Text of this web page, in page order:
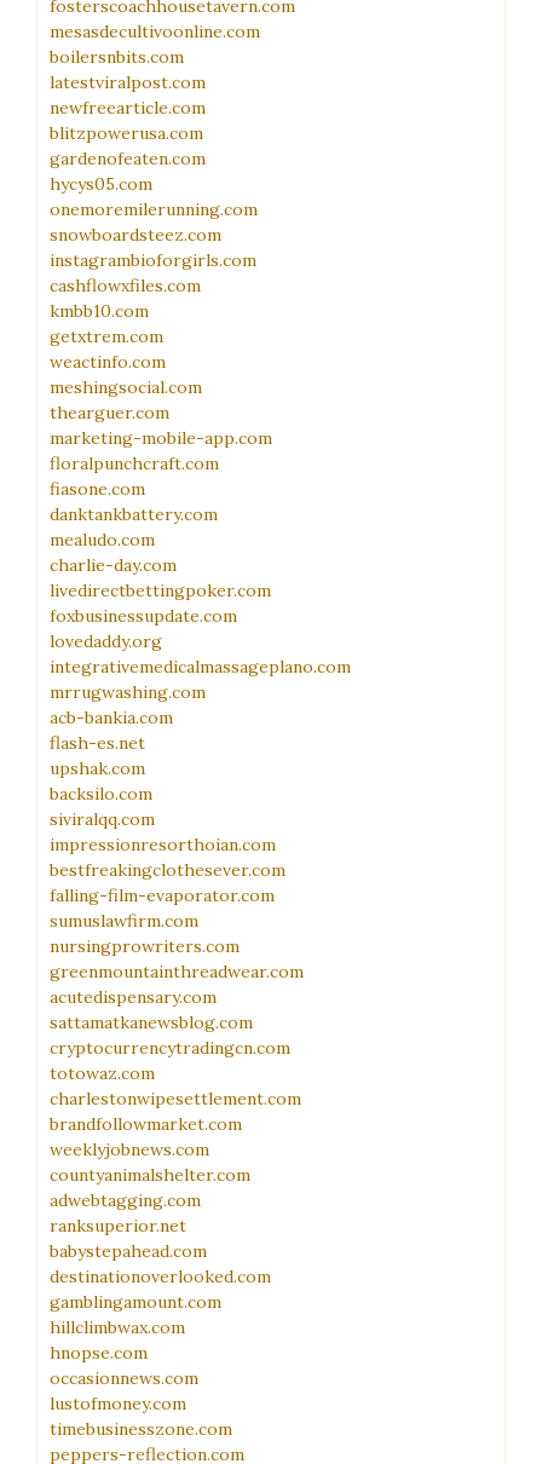
fosterscoachhousetavern.com
mesasdecultivoonline.com
boilersnbits.com
latestviralpost.com
newfreearticle.com
blitzpowerusa.com
gardenofeaten.com
hycys05.com
onemoremilerunning.com
snowboardsteez.com
instagrambioforgirls.com
cashflowxfiles.com
kmbb10.com
getxtrem.com
weactinfo.com
meshingsocial.com
thearguer.com
marketing-mobile-app.com
floralpunchcraft.com
fiasone.com
danktankbattery.com
mealudo.com
charlie-day.com
livedirectbettingpoker.com
foxbusinessupdate.com
lovedaddy.org
integrativemedicalmassageplano.com
mrrugwashing.com
acb-bankia.com
flash-es.net
upshak.com
backsilo.com
siviralqq.com
impressionresorthoian.com
bestfreakingclothesever.com
falling-film-evaporator.com
sumuslawfirm.com
nursingprowriters.com
greenmountainthreadwear.com
acutedispensary.com
sattamatkanewsblog.com
cryptocurrencytradingcn.com
totowaz.com
charlestonwipesettlement.com
brandfollowmarket.com
weeklyjobnews.com
countyanimalshelter.com
adwebtagging.com
ranksuperior.net
babystepahead.com
destinationoverlooked.com
gamblingamount.com
hillclimbwax.com
hnopse.com
occasionnews.com
lustofmoney.com
timebusinesszone.com
peppers-reflection.com